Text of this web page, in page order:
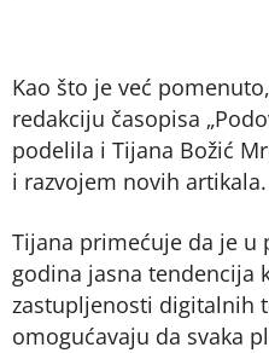
Kao što je već
redakciju časopisa
podelila i Tijana Božić
i razvojem novih artikala.
Tijana primećuje da je u
godina jasna tendencija
zastupljenosti digitalnih
omogućavaju da svaka